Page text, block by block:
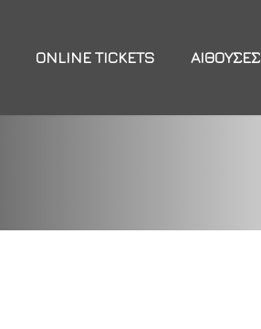
ONLINE TICKETS ΑΊΘΟΥΣΕΣ